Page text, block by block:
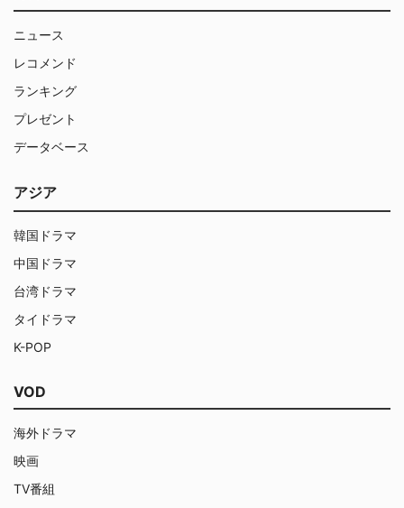
ニュース
レコメンド
ランキング
プレゼント
データベース
アジア
韓国ドラマ
中国ドラマ
台湾ドラマ
タイドラマ
K-POP
VOD
海外ドラマ
映画
TV番組